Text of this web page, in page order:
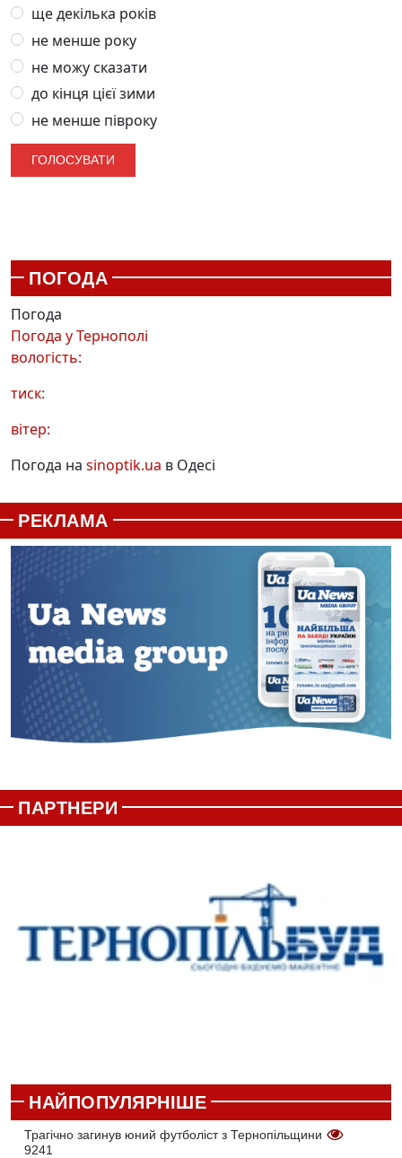
ще декілька років
не менше року
не можу сказати
до кінця цієї зими
не менше півроку
ПОГОДА
Погода
Погода уТернополі
вологість:
тиск:
вітер:
Погода на sinoptik.ua в Одесі
РЕКЛАМА
ПАРТНЕРИ
НАЙПОПУЛЯРНІШЕ
Трагічно загинув юний футболіст з Тернопільщини
9241